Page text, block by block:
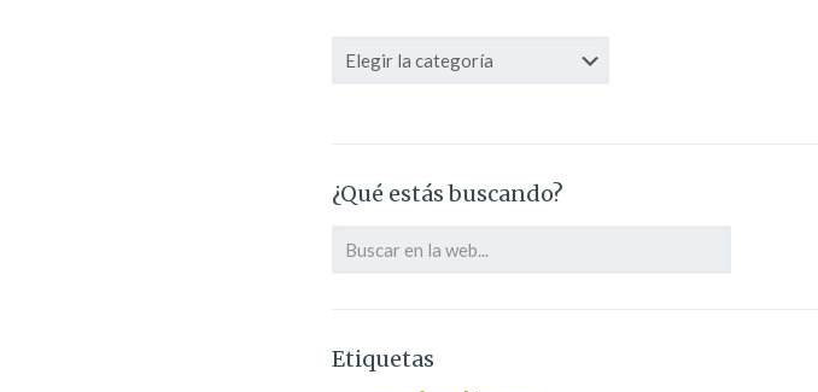
Categorías
¿Qué estás buscando?
Etiquetas